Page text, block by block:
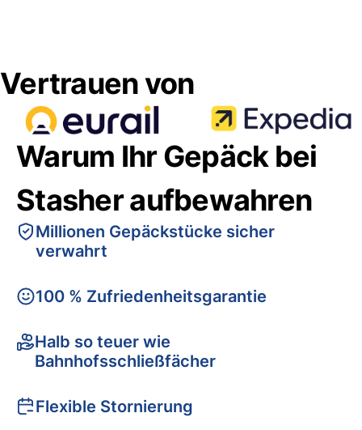
Vertrauen von
Warum Ihr Gepäck bei
Stasher aufbewahren
Millionen Gepäckstücke sicher
verwahrt
100 % Zufriedenheitsgarantie
Halb so teuer wie
Bahnhofsschließfächer
Flexible Stornierung